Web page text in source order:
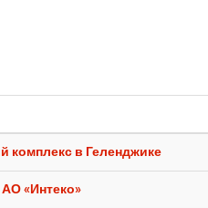
комплекс в Геленджике
«Интеко»